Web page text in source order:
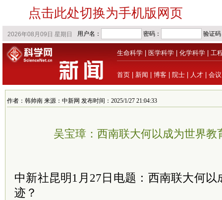
点击此处切换为手机版网页
生命科学 医学科学 化学科学 工
首页 新闻 博客 院士 人才 会议
作者：韩帅南 来源：中新网 发布时间：2025/1/27 21:04:33
吴宝璋：西南联大何以成为世界教
中新社昆明1月27日电题：西南联大何
迹？